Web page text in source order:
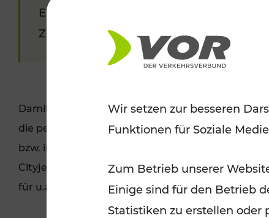
Ein druckfähiges Foto von Stadtrat Peter
Zug
finden Sie in diesem Link © PID/
Damit ist die neue Verbindung für Menschen
die perfekte Alternative zum Railjet, um schnell
bzw. ins südliche Niederösterreich zu gelangen.
Cityjet auch mit seinen barrierefreien
für u.a. Fahrräder und Kinderwägen.
Wir setzen zur besseren
Funktionen für Soziale
Zum Betrieb unserer
Einige sind für den Betrieb
Statistiken zu erstellen oder